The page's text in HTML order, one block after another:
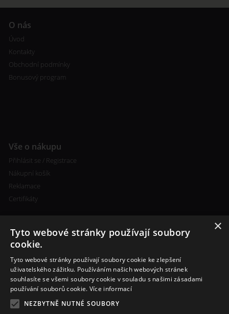
O nás
Úvod
Kontakty
Obchodní podmínky
Bonusový program
Vše o nákupu
Přihlásit se / Registrace
Nákupní košík
Reklamace
Certifikáty
Kontakty
+420 773 693 673
info@cigareta-shop.cz
×
Tyto webové stránky používají soubory
cookie.
Tyto webové stránky používají soubory cookie ke zlepšení
uživatelského zážitku. Používáním našich webových stránek
souhlasíte se všemi soubory cookie v souladu s našimi zásadami
používání souborů cookie. Více informací
NEZBYTNĚ NUTNÉ SOUBORY